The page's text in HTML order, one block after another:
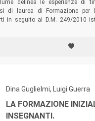
delinea le esperienze di
di laurea di Formazione per
in seguito al D.M. 249/2010
a ciclo unico in Scienze della
internazionale
Dipartimento di Scienze
Dina Guglielmi, Luigi Guerra
LA FORMAZIONE
INSEGNANTI.